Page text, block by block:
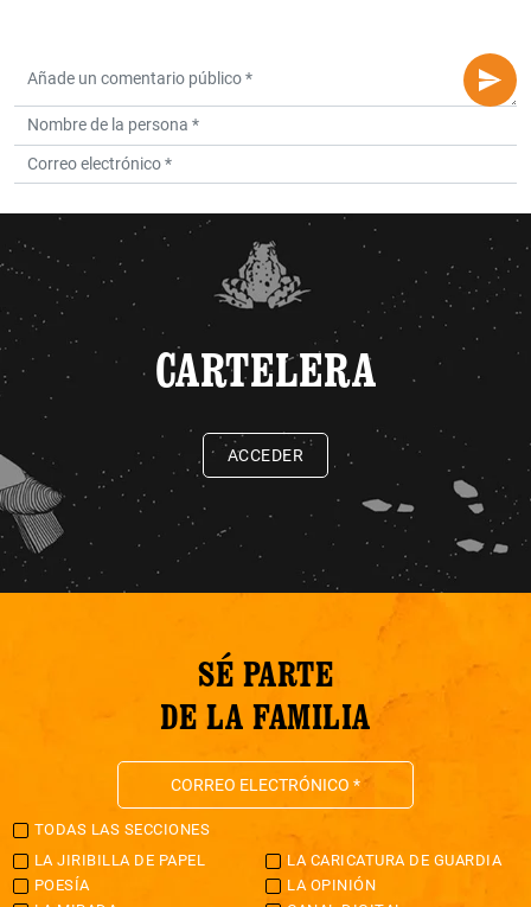
CARTELERA
ACCEDER
SÉ PARTE
DE LA FAMILIA
TODAS LAS SECCIONES
LA JIRIBILLA DE PAPEL
LA CARICATURA DE GUARDIA
POESÍA
LA OPINIÓN